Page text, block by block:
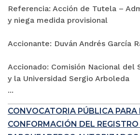
Referencia: Acción de Tutela –
y niega medida provisional
Accionante: Duván Andrés García
Accionado: Comisión Nacional del
y la Universidad Sergio Arboleda
...
CONVOCATORIA PÚBLICA PARA
CONFORMACIÓN DEL REGISTRO